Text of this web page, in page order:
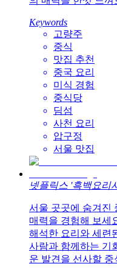
Keywords
고량주
중식
맛집 추천
중국 요리
미식 경험
중식당
딤섬
사천 요리
압구정
서울 맛집
넷플릭스 '흑백요리
서울 곳곳에 숨겨진
매력을 경험해 보세
해석한 요리와 세련
사람과 함께하는 기
운 발견을 선사할